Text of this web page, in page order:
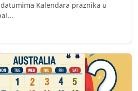
Kalendara praznika u